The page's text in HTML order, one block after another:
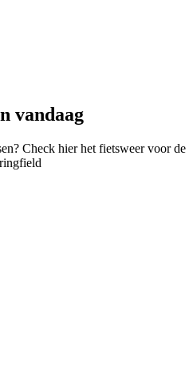
vandaag
Check hier het fietsweer voor de